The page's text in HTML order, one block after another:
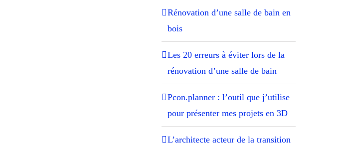
Rénovation d’une salle de bain en
bois
Les 20 erreurs à éviter lors de la
rénovation d’une salle de bain
Pcon.planner : l’outil que j’utilise
pour présenter mes projets en 3D
L’architecte acteur de la transition